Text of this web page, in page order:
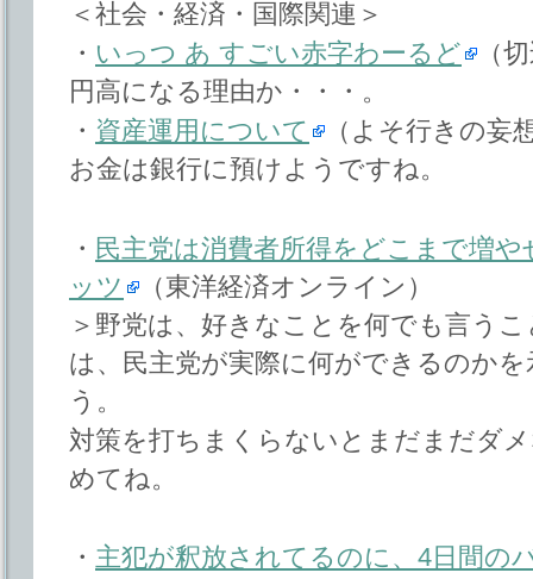
＜社会・経済・国際関連＞
・ いっつ あ すごい赤字わーるど
（
円高になる理由か・・・。
・ 資産運用について
（よそ行きの妄
お金は銀行に預けようですね。
・ 民主党は消費者所得をどこまで増
ッツ
（東洋経済オンライン）
＞野党は、好きなことを何でも言う
は、民主党が実際に何ができるのか
う。
対策を打ちまくらないとまだまだダ
めてね。
・ 主犯が釈放されてるのに、4日間の